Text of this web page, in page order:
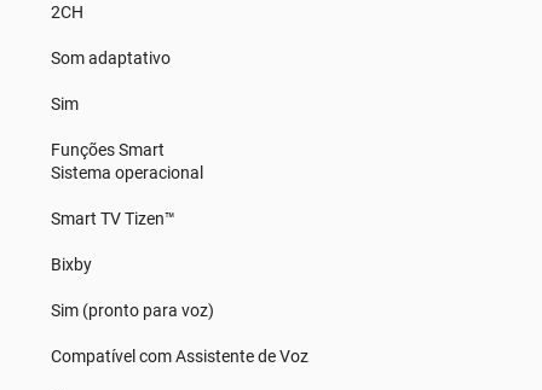
2CH
Som adaptativo
Sim
Funções Smart
Sistema operacional
Smart TV Tizen™
Bixby
Sim (pronto para voz)
Compatível com Assistente de Voz